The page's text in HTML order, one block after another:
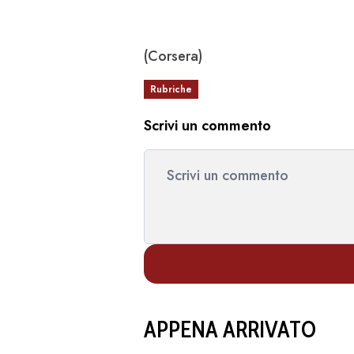
(Corsera)
Rubriche
Scrivi un commento
APPENA ARRIVATO